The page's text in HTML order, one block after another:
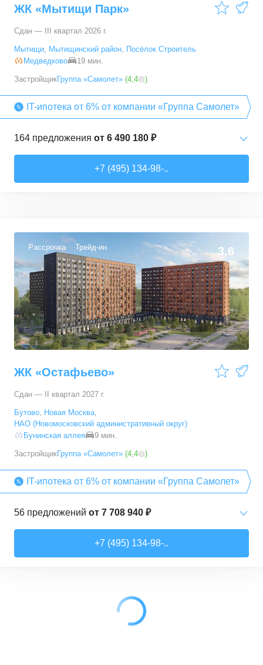
121,79– 166,68м² предложения
178,5–178,5м² 1
ЖК «Мытищи Парк»
Сдан — III квартал 2026 г.
Мытищи, Мытищинский район, Посёлок Строитель
Медведково
19 мин.
ЗастройщикГруппа «Самолет» (4,4 )
IT-ипотека от 6% от компании «Группа Самолет»
164 предложения от 6 490 180 ₽
2-комн. кв. от10 805 810 ₽
51,07– 60,72 м² 10 предложений
3-комн. кв. от12 641 820 ₽
67,2–79,5 м² 31 предложение
+7 (495) 134-98-..
Рассрочка Трейд-ин 3,6
ЖК «Остафьево»
Сдан — II квартал 2027 г.
Бутово, Новая Москва,
НАО (Новомосковский административный округ)
Бунинская аллея
9 мин.
ЗастройщикГруппа «Самолет» (4,4 )
IT-ипотека от 6% от компании «Группа Самолет»
56 предложений от 7 708 940 ₽
+7 (495) 134-98-..